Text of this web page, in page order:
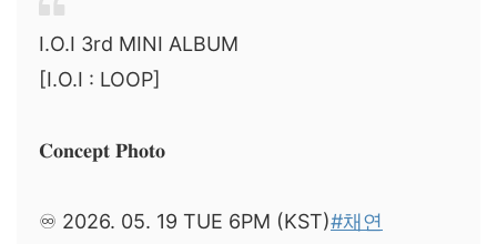
I.O.I 3rd MINI ALBUM
[I.O.I : LOOP]
𝐂𝐨𝐧𝐜𝐞𝐩𝐭 𝐏𝐡𝐨𝐭𝐨
♾️ 2026. 05. 19 TUE 6PM (KST)#채연